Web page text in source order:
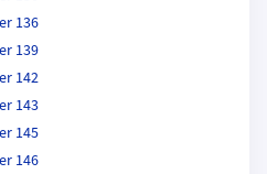
136
139
142
143
145
146